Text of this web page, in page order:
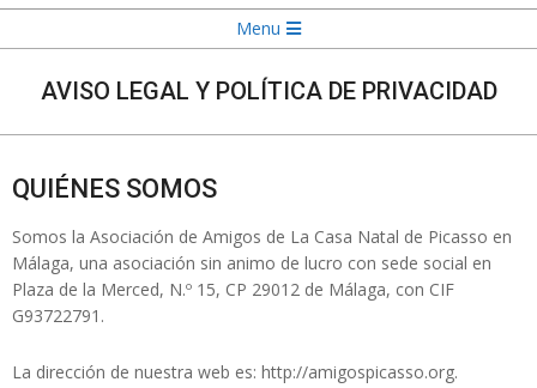
Menu
Menu
AVISO LEGAL Y POLÍTICA DE PRIVACIDAD
QUIÉNES SOMOS
Somos la Asociación de Amigos de La Casa Natal de Picasso en
Málaga, una asociación sin animo de lucro con sede social en
Plaza de la Merced, N.º 15, CP 29012 de Málaga, con CIF
G93722791.
La dirección de nuestra web es: http://amigospicasso.org.